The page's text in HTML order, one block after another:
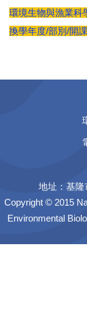
環境生物與漁業科
換學年度/部別/開
地址：基隆
Copyright © 2015
Environmental